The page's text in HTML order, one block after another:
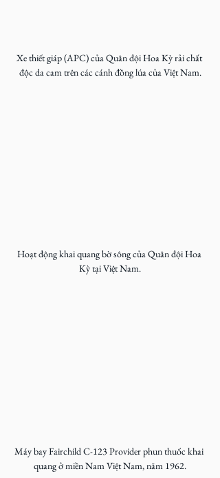
Xe thiết giáp (APC) của Quân đội Hoa Kỳ rải chất
độc da cam trên các cánh đồng lúa của Việt Nam.
Hoạt động khai quang bờ sông của Quân đội Hoa
Kỳ tại Việt Nam.
Máy bay Fairchild C-123 Provider phun thuốc khai
quang ở miền Nam Việt Nam, năm 1962.